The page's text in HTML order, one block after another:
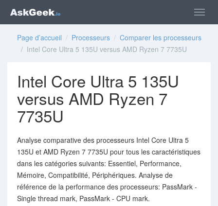
Page d’accueil / Processeurs / Comparer les processeurs
/ Intel Core Ultra 5 135U versus AMD Ryzen 7 7735U
Intel Core Ultra 5 135U
versus AMD Ryzen 7
7735U
Analyse comparative des processeurs Intel Core Ultra 5
135U et AMD Ryzen 7 7735U pour tous les caractéristiques
dans les catégories suivants: Essentiel, Performance,
Mémoire, Compatibilité, Périphériques. Analyse de
référence de la performance des processeurs: PassMark -
Single thread mark, PassMark - CPU mark.